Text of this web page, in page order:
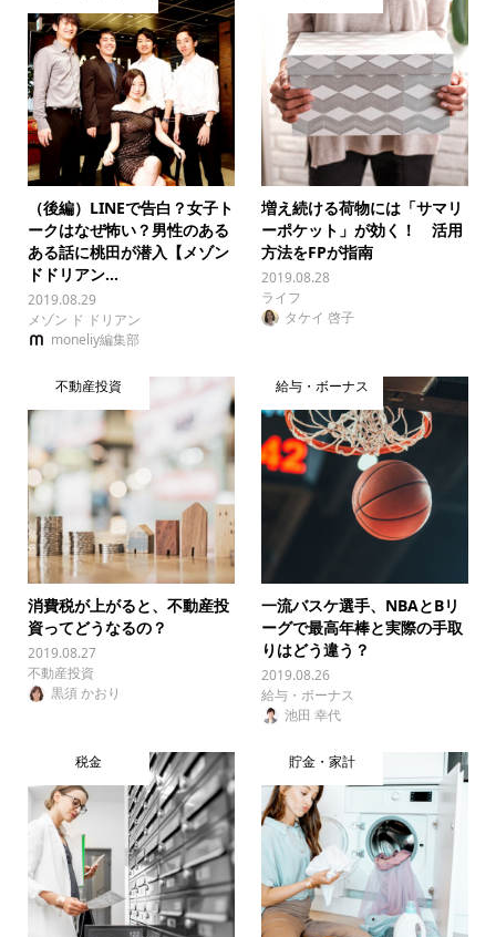
（後編）LINEで告白？女子ト
ークはなぜ怖い？男性のある
ある話に桃田が潜入【メゾン
ドドリアン...
2019.08.29
メゾン ド ドリアン
moneliy編集部
増え続ける荷物には「サマリ
ーポケット」が効く！ 活用
方法をFPが指南
2019.08.28
ライフ
タケイ 啓子
不動産投資
消費税が上がると、不動産投
資ってどうなるの？
2019.08.27
不動産投資
黒須 かおり
給与・ボーナス
一流バスケ選手、NBAとBリ
ーグで最高年棒と実際の手取
りはどう違う？
2019.08.26
給与・ボーナス
池田 幸代
税金 貯金・家計